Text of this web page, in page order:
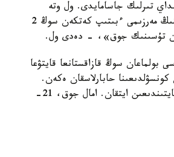
تىرلىك جاسامايدى. ول وتە
كەدەي مەملەكەت. مەن وندا تويا تاماق ىشپەدىم. كوبىنە دالادا تۇنەدىم. ۆيزامنىڭ مەرزىمى ءبىتىپ كەتكەن سوڭ 2
تۇسىنىك جوق»، - دەدى ول.
سوڭ قازاقستانعا قايتۋعا
حابارلاسقان ەكەن.
ديپلوماتيالىق ميسسيا وكىلدەرى كەز كەلگەن ساياحاتشىعا بيلەت الىپ بەرە المايتىندىعىن ايتقان. امال جوق، 21-